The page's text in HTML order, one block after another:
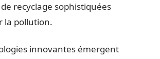
recyclage sophistiquées
la pollution.
innovantes émergent